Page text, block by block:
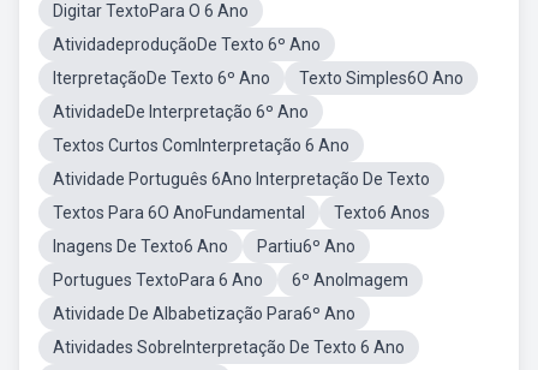
Digitar TextoPara O 6 Ano
AtividadeproduçãoDe Texto 6º Ano
IterpretaçãoDe Texto 6º Ano
Texto Simples6O Ano
AtividadeDe Interpretação 6º Ano
Textos Curtos ComInterpretação 6 Ano
Atividade Português 6Ano Interpretação De Texto
Textos Para 6O AnoFundamental
Texto6 Anos
Inagens De Texto6 Ano
Partiu6º Ano
Portugues TextoPara 6 Ano
6º AnoImagem
Atividade De Albabetização Para6º Ano
Atividades SobreInterpretação De Texto 6 Ano